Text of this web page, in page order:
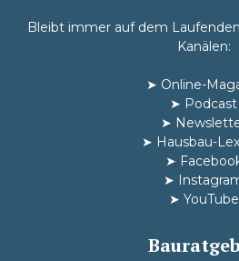
Bleibt immer auf dem
Kanälen:
➤ Online-
➤ Podcast
➤
➤ Hausbau-
➤
➤
➤ YouTube